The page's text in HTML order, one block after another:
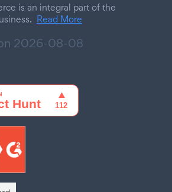
is an integral part of the
Read More
2026-08-08